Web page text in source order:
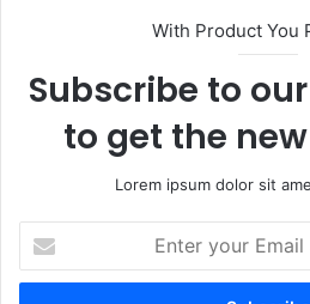
With Product You
Subscribe to
to get the
Lorem ipsum dolor sit
your
Email